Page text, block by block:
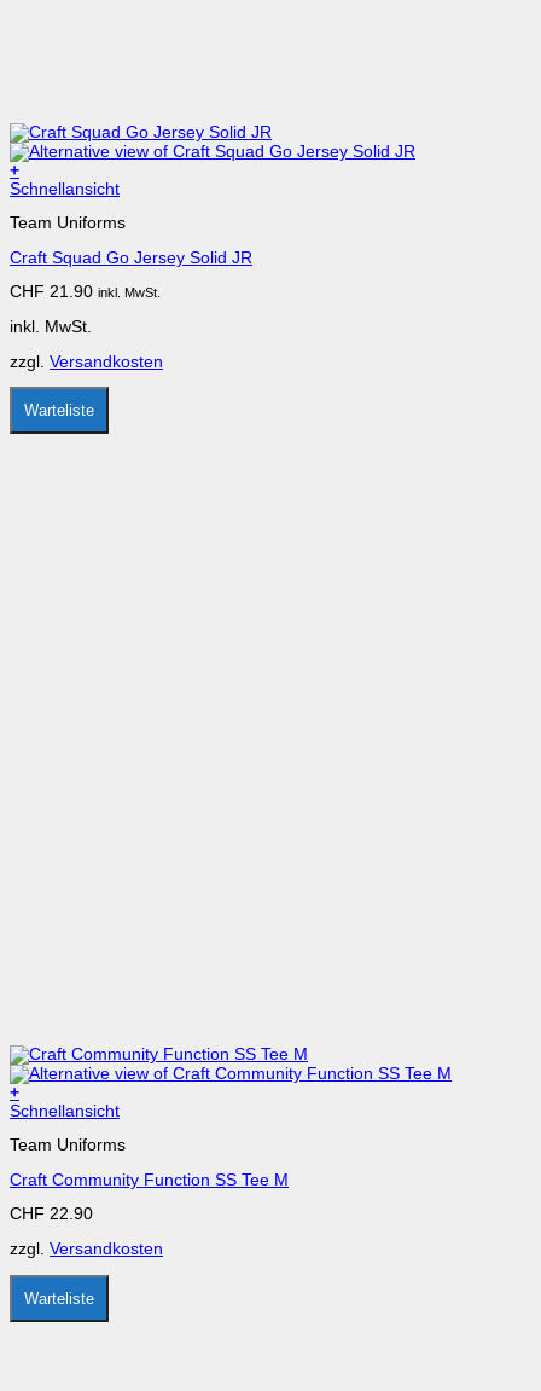
+
Dieses
weist
Varianten
Die
können
der
Produktseite
gewählt
Schnellansicht
Team Uniforms
Craft Squad Go Jersey Solid JR
CHF 21.90 inkl. MwSt.
inkl. MwSt.
zzgl. Versandkosten
Warteliste
+
Dieses
weist
Varianten
Die
können
auf
der
Produktseite
gewählt
Schnellansicht
Team Uniforms
Craft Community Function SS Tee M
CHF 22.90
zzgl. Versandkosten
Warteliste